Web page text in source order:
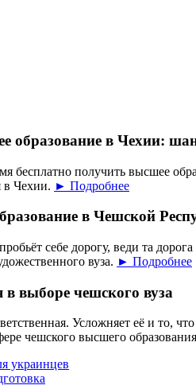
образование в Чехии:
бесплатно получить высшее
в Чехии. ► Подробнее
в Чешской
себе дорогу, веди та
вуза. ► Подробнее
выборе чешского вуза
Усложняет её и то,
чешского высшего
украинцев